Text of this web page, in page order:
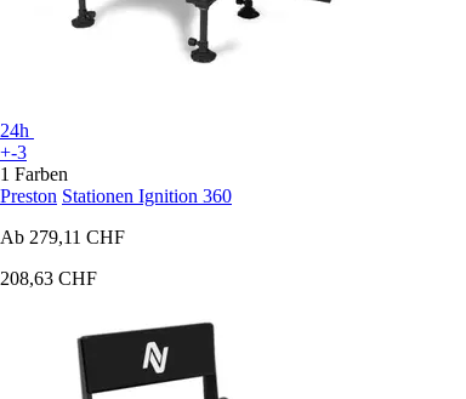
24h
+-3
1 Farben
Preston Stationen Ignition 360
Ab 279,11 CHF
208,63 CHF